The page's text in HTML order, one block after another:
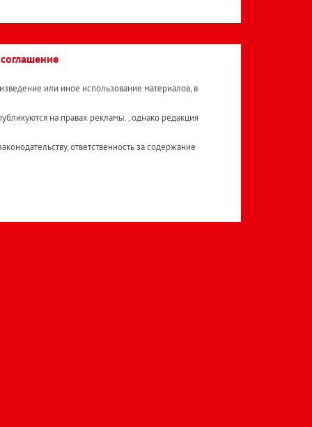
или иное использование материалов, в
на правах рекламы. , однако редакция
ответственность за содержание